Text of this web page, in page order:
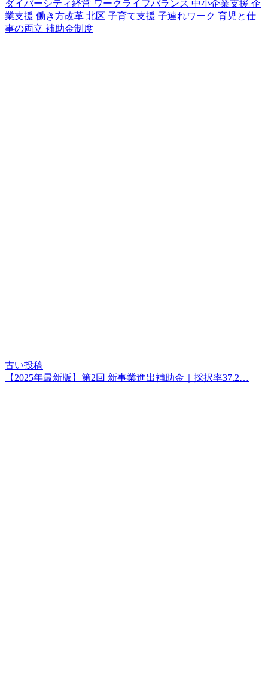
ダイバーシティ経営 ワークライフバランス 中小企業支援 企
業支援 働き方改革 北区 子育て支援 子連れワーク 育児と仕
事の両立 補助金制度
古い投稿
【2025年最新版】第2回 新事業進出補助金｜採択率37.2…